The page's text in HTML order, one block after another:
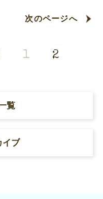
1 2
次のページへ
覧
イブ